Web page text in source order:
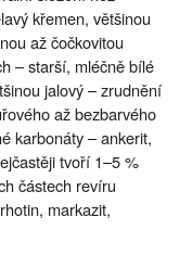
křemen, většinou
až čočkovitou
– starší, mléčně bílé
jalový – zrudnění
až bezbarvého
karbonáty – ankerit,
tvoří 1–5 %
částech revíru
markazit,